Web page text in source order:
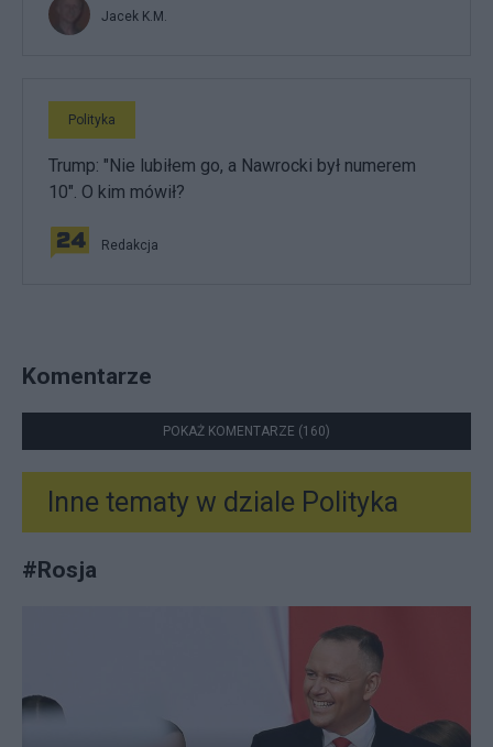
Jacek K.M.
Polityka
Trump: "Nie lubiłem go, a Nawrocki był numerem
10". O kim mówił?
Redakcja
Komentarze
POKAŻ KOMENTARZE (160)
Inne tematy w dziale Polityka
#Rosja